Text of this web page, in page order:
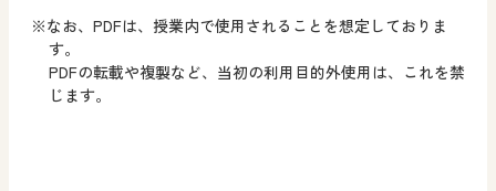
※なお、PDFは、授業内で使用されることを想定しておりま
す。
PDFの転載や複製など、当初の利用目的外使用は、これを禁
じます。